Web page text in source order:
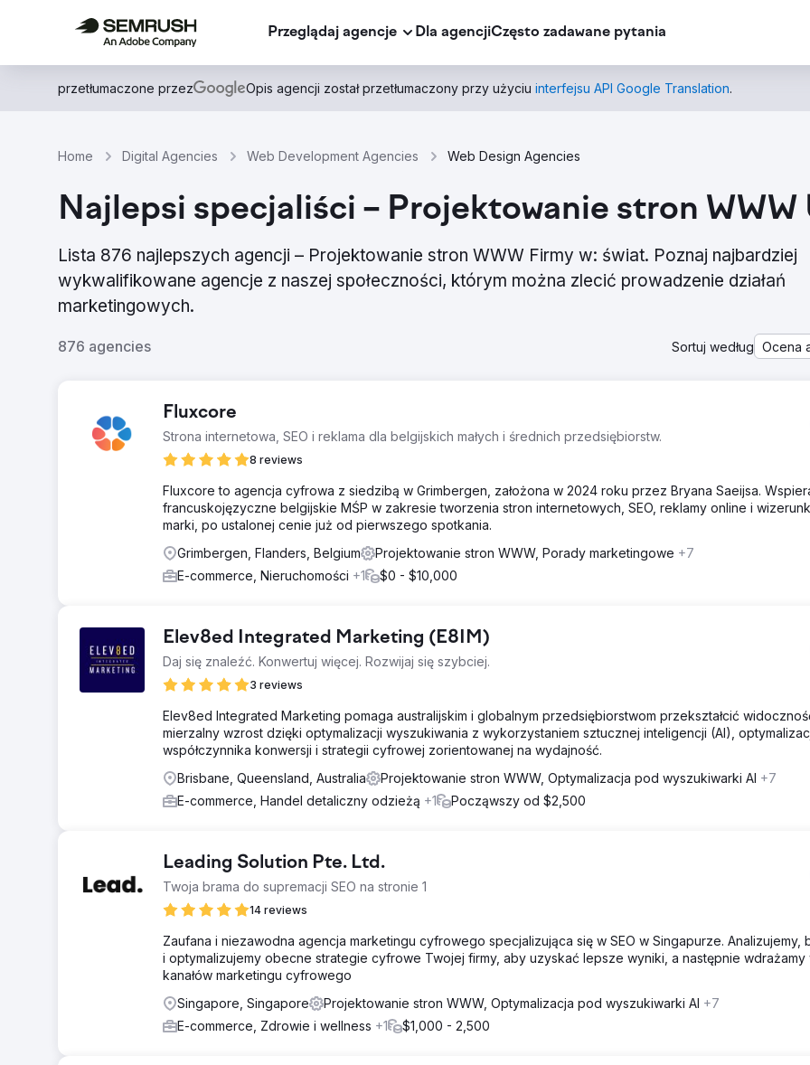
Przeglądaj agencje Dla agencjiCzęsto zadawane pytania
przetłumaczone przez Opis agencji został przetłumaczony przy użyciu interfejsu API Google Translation.
Home Digital Agencies Web Development Agencies Web Design Agencies
Najlepsi specjaliści – Projektowanie stron WWW
Lista 876 najlepszych agencji – Projektowanie stron WWW Firmy w: świat. Poznaj najbardziej
wykwalifikowane agencje z naszej społeczności, którym można zlecić prowadzenie działań
marketingowych.
876 agencies Sortuj według Ocena
Fluxcore
Strona internetowa, SEO i reklama dla belgijskich małych i średnich przedsiębiorstw.
8 reviews
Fluxcore to agencja cyfrowa z siedzibą w Grimbergen, założona w 2024 roku przez Bryana Saeijsa.
francuskojęzyczne belgijskie MŚP w zakresie tworzenia stron internetowych, SEO, reklamy online i
marki, po ustalonej cenie już od pierwszego spotkania.
Grimbergen, Flanders, Belgium
Projektowanie stron WWW, Porady marketingowe +7
E-commerce, Nieruchomości +1 $0 - $10,000
Elev8ed Integrated Marketing (E8IM)
Daj się znaleźć. Konwertuj więcej. Rozwijaj się szybciej.
3 reviews
Elev8ed Integrated Marketing pomaga australijskim i globalnym przedsiębiorstwom przekształcić
mierzalny wzrost dzięki optymalizacji wyszukiwania z wykorzystaniem sztucznej inteligencji (AI),
współczynnika konwersji i strategii cyfrowej zorientowanej na wydajność.
Brisbane, Queensland, Australia
Projektowanie stron WWW, Optymalizacja pod wyszukiwarki AI +7
E-commerce, Handel detaliczny odzieżą +1 Począwszy od $2,500
Leading Solution Pte. Ltd.
Twoja brama do supremacji SEO na stronie 1
14 reviews
Zaufana i niezawodna agencja marketingu cyfrowego specjalizująca się w SEO w Singapurze. Analizujemy,
i optymalizujemy obecne strategie cyfrowe Twojej firmy, aby uzyskać lepsze wyniki, a następnie wdrażamy
kanałów marketingu cyfrowego
Singapore, Singapore
Projektowanie stron WWW, Optymalizacja pod wyszukiwarki AI +7
E-commerce, Zdrowie i wellness +1 $1,000 - 2,500